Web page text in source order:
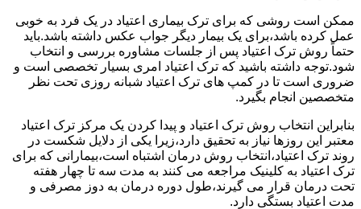
ممکن است روشی که برای ترک بیماری اعتیاد در یک فرد به خوبی
عمل کرده باشد،برای یک بیمار دیگر جواب عکس داشته باشد.باید
حتماً روش ترک اعتیاد پس از جلسات مشاوره بررسی و انتخاب
شود.توجه داشته باشید که ترک اعتیاد امری بسیار تخصصی است و
ضروری است تا در کمپ های ترک اعتیاد شبانه روزی تحت نظر
متخصصین انجام بگیرد.
بنابراین انتخاب روش ترک اعتیاد و پیدا کردن یک مرکز ترک اعتیاد
معتبر این روزها نیاز به تحقیق دارد،زیرا یکی از دلایل شکست در
روند ترک اعتیاد،انتخاب روش درمان اشتباه است،بیمارانی که برای
ترک اعتیاد به کلینیک مراجعه می کنند به مدت سه تا چهار هفته
تحت درمان قرار می گیرند،طول دوره درمان به دوز مصرفی و
مدت اعتیاد بستگی دارد.